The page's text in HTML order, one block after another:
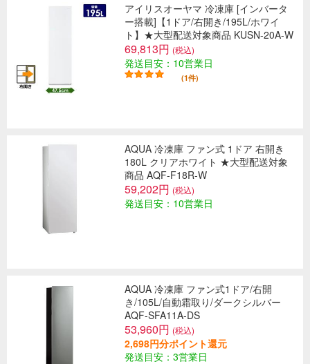
アイリスオーヤマ 冷凍庫 [インバータ
ー搭載]【1ドア/右開き/195L/ホワイ
ト】★大型配送対象商品 KUSN-20A-W
69,813円 (税込)
発送目安：10営業日
(1件)
AQUA 冷凍庫 ファン式 1ドア 右開き
180L クリアホワイト ★大型配送対象
商品 AQF-F18R-W
59,202円 (税込)
発送目安：10営業日
AQUA 冷凍庫 ファン式1ドア/右開
き/105L/自動霜取り/ダークシルバー
AQF-SFA11A-DS
53,960円 (税込)
2,698円分ポイント還元
発送目安：3営業日